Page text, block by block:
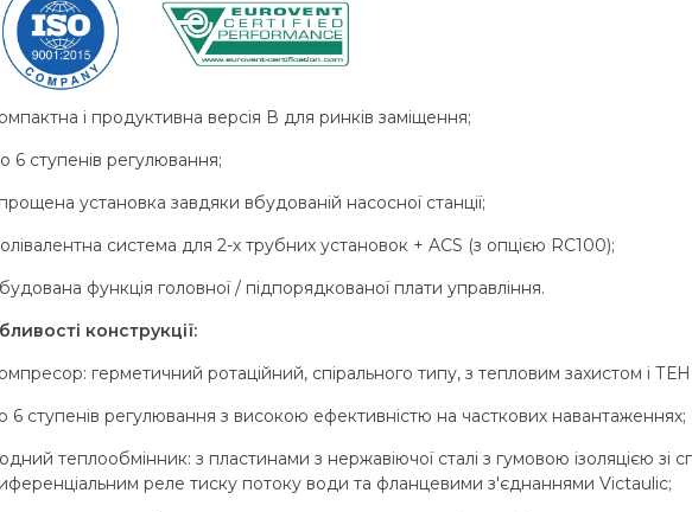
і продуктивна версія В для ринків заміщення;
6 ступенів регулювання;
установка завдяки вбудованій насосної станції;
система для 2-х трубних установок + ACS (з опцією RC100);
функція головної / підпорядкованої плати управління.
конструкції:
герметичний ротаційний, спірального типу, з тепловим захистом і
6 ступенів регулювання з високою ефективністю на часткових навантаженнях;
теплообмінник: з пластинами з нержавіючої сталі з гумовою ізоляцією зі
реле тиску потоку води та фланцевими з'єднаннями Victaulic;